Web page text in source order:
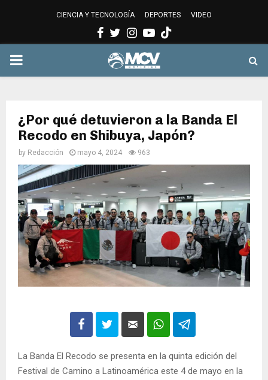
CIENCIA Y TECNOLOGÍA DEPORTES VIDEO
Facebook
Twitter
Instagram
Youtube
PRIMARY
¿Por qué detuvieron a la Banda El
Recodo en Shibuya, Japón?
by Redacción mayo 4, 2024 963
La Banda El Recodo se presenta en la quinta edición del
Festival de Camino a Latinoamérica este 4 de mayo en la